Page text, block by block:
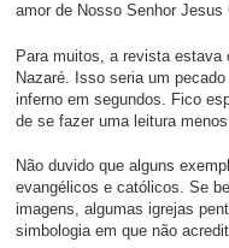
amor de Nosso Senhor Jesus
Para muitos, a revista estava
Nazaré. Isso seria um
inferno em segundos. Fico
de se fazer uma leitura
Não duvido que alguns
evangélicos e católicos. Se
imagens, algumas igrejas
simbologia em que não